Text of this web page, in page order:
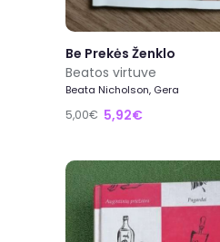
Be Prekės Ženklo
Beatos virtuve
Beata Nicholson, Gera
5,00€ 5,92€